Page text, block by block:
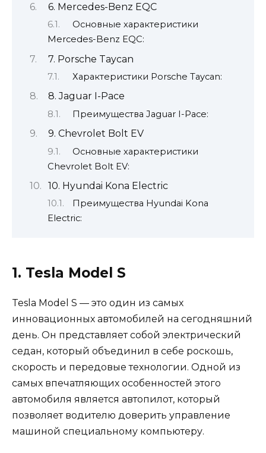
6. Mercedes-Benz EQC
Основные характеристики
Mercedes-Benz EQC:
7. Porsche Taycan
Характеристики Porsche Taycan:
8. Jaguar I-Pace
Преимущества Jaguar I-Pace:
9. Chevrolet Bolt EV
Основные характеристики
Chevrolet Bolt EV:
10. Hyundai Kona Electric
Преимущества Hyundai Kona
Electric:
1. Tesla Model S
Tesla Model S — это один из самых
инновационных автомобилей на сегодняшний
день. Он представляет собой электрический
седан, который объединил в себе роскошь,
скорость и передовые технологии. Одной из
самых впечатляющих особенностей этого
автомобиля является автопилот, который
позволяет водителю доверить управление
машиной специальному компьютеру.